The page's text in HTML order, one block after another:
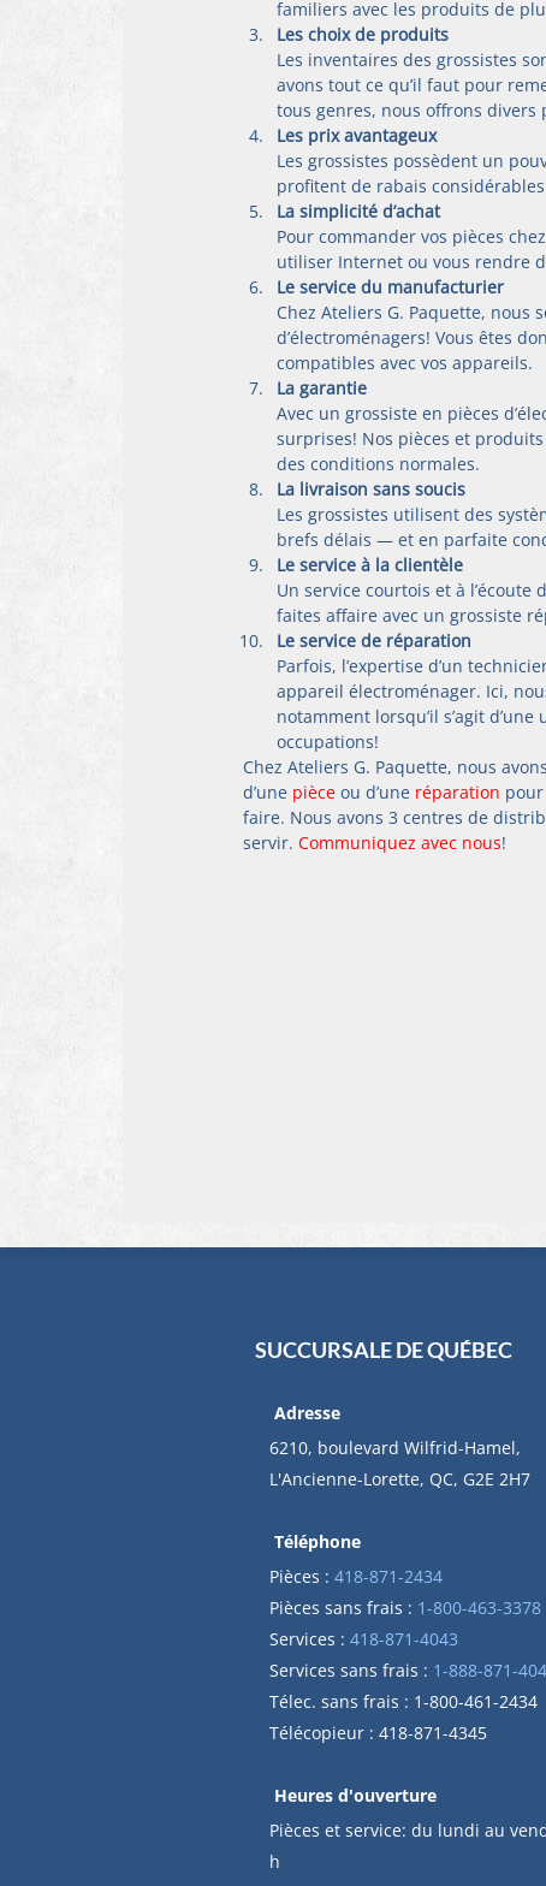
familiers avec les produits de
Les choix de produits
Les inventaires des grossistes
avons tout ce qu’il faut pour
tous genres, nous offrons divers
Les prix avantageux
Les grossistes possèdent un
profitent de rabais
La simplicité d’achat
Pour commander vos pièces
utiliser Internet ou vous rendre
Le service du manufacturier
Chez Ateliers G. Paquette, nous
d’électroménagers! Vous êtes
compatibles avec vos appareils.
La garantie
Avec un grossiste en pièces
surprises! Nos pièces et
des conditions normales.
La livraison sans soucis
Les grossistes utilisent des
brefs délais — et en parfaite
Le service à la clientèle
Un service courtois et à
faites affaire avec un grossiste
Le service de réparation
Parfois, l’expertise d’un
appareil électroménager. Ici,
notamment lorsqu’il s’agit
occupations!
Chez Ateliers G. Paquette, nous
d’une pièce ou d’une réparation
faire. Nous avons 3 centres de
servir. Communiquez avec nous!
SUCCURSALE DE QUÉBEC
Adresse
6210, boulevard Wilfrid-Hamel,
L'Ancienne-Lorette, QC, G2E 2H7
Téléphone
Pièces : 418-871-2434
Pièces sans frais : 1-800-463-3378
Services : 418-871-4043
Services sans frais : 1-888-871-
Télec. sans frais : 1-800-461-2434
Télécopieur : 418-871-4345
Heures d'ouverture
Pièces et service: du lundi au
h